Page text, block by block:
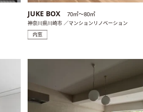
JUKE BOX 70㎡〜80㎡
神奈川県川崎市 ／マンションリノベーション
内窓